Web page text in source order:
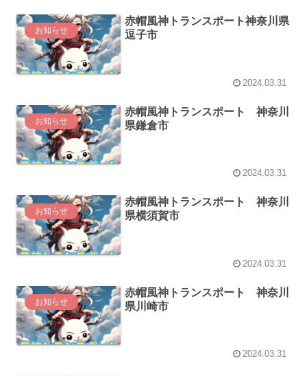
お知らせ
赤帽風神トランスポート神奈川県
逗子市
2024.03.31
お知らせ
赤帽風神トランスポート 神奈川
県鎌倉市
2024.03.31
お知らせ
赤帽風神トランスポート 神奈川
県横須賀市
2024.03.31
お知らせ
赤帽風神トランスポート 神奈川
県川崎市
2024.03.31